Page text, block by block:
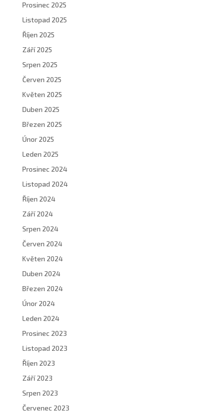
Prosinec 2025
Listopad 2025
Říjen 2025
Září 2025
Srpen 2025
Červen 2025
Květen 2025
Duben 2025
Březen 2025
Únor 2025
Leden 2025
Prosinec 2024
Listopad 2024
Říjen 2024
Září 2024
Srpen 2024
Červen 2024
Květen 2024
Duben 2024
Březen 2024
Únor 2024
Leden 2024
Prosinec 2023
Listopad 2023
Říjen 2023
Září 2023
Srpen 2023
Červenec 2023